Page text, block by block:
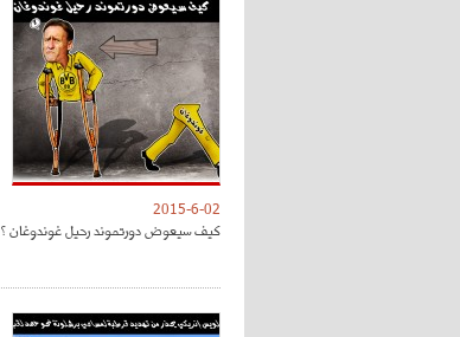
2015-6-02
كيف سيعوض دورتموند رحيل غوندوغان ؟